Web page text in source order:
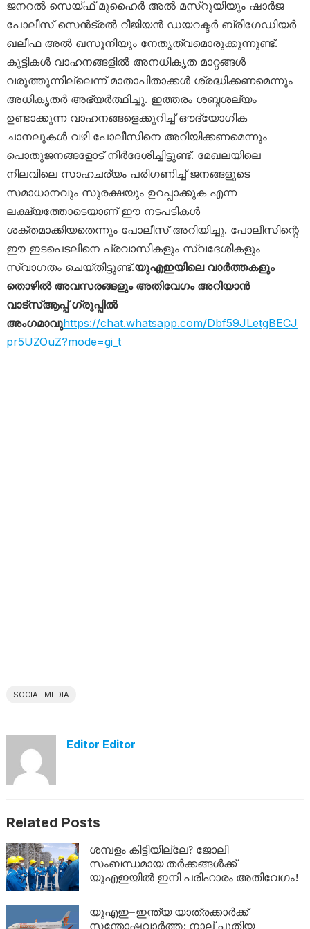
ജനറൽ സെയ്ഫ് മുഹൈർ അൽ മസ്‌റൂയിയും ഷാർജ
പോലീസ് സെൻട്രൽ റീജിയൻ ഡയറക്ടർ ബ്രിഗേഡിയർ
ഖലീഫ അൽ ഖസൂനിയും നേതൃത്വമൊരുക്കുന്നുണ്ട്.
കുട്ടികൾ വാഹനങ്ങളിൽ അനധികൃത മാറ്റങ്ങൾ
വരുത്തുന്നില്ലെന്ന് മാതാപിതാക്കൾ ശ്രദ്ധിക്കണമെന്നും
അധികൃതർ അഭ്യർത്ഥിച്ചു. ഇത്തരം ശബ്ദശല്യം
ഉണ്ടാക്കുന്ന വാഹനങ്ങളെക്കുറിച്ച് ഔദ്യോഗിക
ചാനലുകൾ വഴി പോലീസിനെ അറിയിക്കണമെന്നും
പൊതുജനങ്ങളോട് നിർദേശിച്ചിട്ടുണ്ട്. മേഖലയിലെ
നിലവിലെ സാഹചര്യം പരിഗണിച്ച് ജനങ്ങളുടെ
സമാധാനവും സുരക്ഷയും ഉറപ്പാക്കുക എന്ന
ലക്ഷ്യത്തോടെയാണ് ഈ നടപടികൾ
ശക്തമാക്കിയതെന്നും പോലീസ് അറിയിച്ചു. പോലീസിന്റെ
ഈ ഇടപെടലിനെ പ്രവാസികളും സ്വദേശികളും
സ്വാഗതം ചെയ്തിട്ടുണ്ട്.യുഎഇയിലെ വാർത്തകളും
തൊഴിൽ അവസരങ്ങളും അതിവേഗം അറിയാൻ
വാട്സ്ആപ്പ് ഗ്രൂപ്പിൽ
അംഗമാവുhttps://chat.whatsapp.com/Dbf59JLetgBECJ
pr5UZOuZ?mode=gi_t
SOCIAL MEDIA
Editor Editor
Related Posts
ശമ്പളം കിട്ടിയില്ലേ? ജോലി
സംബന്ധമായ തർക്കങ്ങൾക്ക്
യുഎഇയിൽ ഇനി പരിഹാരം അതിവേഗം!
യുഎഇ–ഇന്ത്യ യാത്രക്കാർക്ക്
സന്തോഷവാർത്ത; നാല് പുതിയ